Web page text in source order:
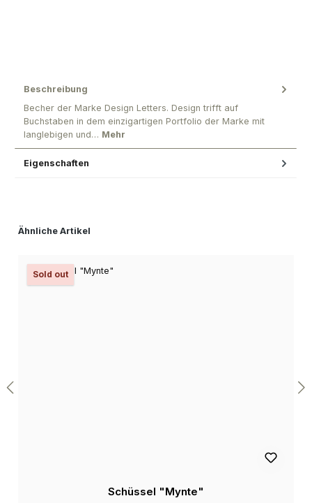
Beschreibung
Becher der Marke Design Letters. Design trifft auf
Buchstaben in dem einzigartigen Portfolio der Marke mit
langlebigen und… Mehr
Eigenschaften
Produktgalerie überspringen
Ähnliche Artikel
Sold out
Schüssel "Mynte"